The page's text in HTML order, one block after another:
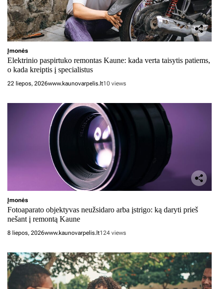
Įmonės
Elektrinio paspirtuko remontas Kaune: kada verta taisytis patiems,
o kada kreiptis į specialistus
22 liepos, 2026www.kaunovarpelis.lt10 views
Įmonės
Fotoaparato objektyvas neužsidaro arba įstrigo: ką daryti prieš
nešant į remontą Kaune
8 liepos, 2026www.kaunovarpelis.lt124 views